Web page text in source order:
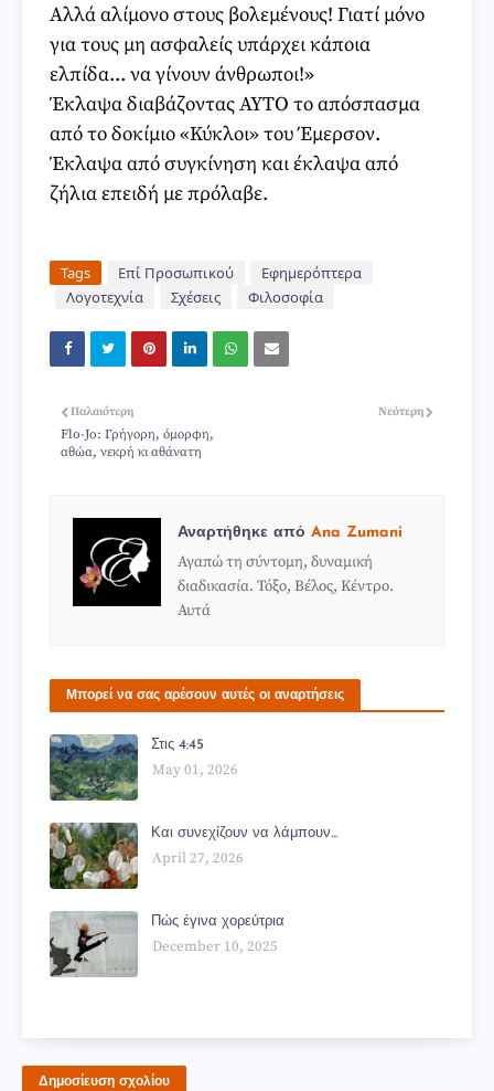
Αλλά αλίμονο στους βολεμένους! Γιατί μόνο
για τους μη ασφαλείς υπάρχει κάποια
ελπίδα... να γίνουν άνθρωποι!»
Έκλαψα διαβάζοντας ΑΥΤΟ το απόσπασμα
από το δοκίμιο «Κύκλοι» του Έμερσον.
Έκλαψα από συγκίνηση και έκλαψα από
ζήλια επειδή με πρόλαβε.
Tags Επί Προσωπικού
Εφημερόπτερα
Λογοτεχνία
Σχέσεις Φιλοσοφία
Νεότερη
Παλαιότερη
Flo-Jo: Γρήγορη, όμορφη,
αθώα, νεκρή κι αθάνατη
Αναρτήθηκε από Ana Zumani
Αγαπώ τη σύντομη, δυναμική
διαδικασία. Τόξο, Βέλος, Κέντρο.
Αυτά
Μπορεί να σας αρέσουν αυτές οι αναρτήσεις
Στις 4:45
May 01, 2026
Και συνεχίζουν να λάμπουν...
April 27, 2026
Πώς έγινα χορεύτρια
December 10, 2025
Δημοσίευση σχολίου